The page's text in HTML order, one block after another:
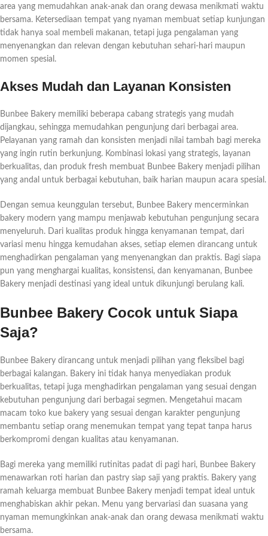
area yang memudahkan anak-anak dan orang dewasa menikmati waktu
bersama. Ketersediaan tempat yang nyaman membuat setiap kunjungan
tidak hanya soal membeli makanan, tetapi juga pengalaman yang
menyenangkan dan relevan dengan kebutuhan sehari-hari maupun
momen spesial.
Akses Mudah dan Layanan Konsisten
Bunbee Bakery memiliki beberapa cabang strategis yang mudah
dijangkau, sehingga memudahkan pengunjung dari berbagai area.
Pelayanan yang ramah dan konsisten menjadi nilai tambah bagi mereka
yang ingin rutin berkunjung. Kombinasi lokasi yang strategis, layanan
berkualitas, dan produk fresh membuat Bunbee Bakery menjadi pilihan
yang andal untuk berbagai kebutuhan, baik harian maupun acara spesial.
Dengan semua keunggulan tersebut, Bunbee Bakery mencerminkan
bakery modern yang mampu menjawab kebutuhan pengunjung secara
menyeluruh. Dari kualitas produk hingga kenyamanan tempat, dari
variasi menu hingga kemudahan akses, setiap elemen dirancang untuk
menghadirkan pengalaman yang menyenangkan dan praktis. Bagi siapa
pun yang menghargai kualitas, konsistensi, dan kenyamanan, Bunbee
Bakery menjadi destinasi yang ideal untuk dikunjungi berulang kali.
Bunbee Bakery Cocok untuk Siapa
Saja?
Bunbee Bakery dirancang untuk menjadi pilihan yang fleksibel bagi
berbagai kalangan. Bakery ini tidak hanya menyediakan produk
berkualitas, tetapi juga menghadirkan pengalaman yang sesuai dengan
kebutuhan pengunjung dari berbagai segmen. Mengetahui macam
macam toko kue bakery yang sesuai dengan karakter pengunjung
membantu setiap orang menemukan tempat yang tepat tanpa harus
berkompromi dengan kualitas atau kenyamanan.
Bagi mereka yang memiliki rutinitas padat di pagi hari, Bunbee Bakery
menawarkan roti harian dan pastry siap saji yang praktis. Bakery yang
ramah keluarga membuat Bunbee Bakery menjadi tempat ideal untuk
menghabiskan akhir pekan. Menu yang bervariasi dan suasana yang
nyaman memungkinkan anak-anak dan orang dewasa menikmati waktu
bersama.